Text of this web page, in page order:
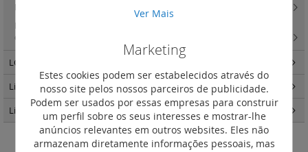
Rack mural para quadros estanques
LCS2 - painéis de interligação, conectores keystone, caixa saliente e
chicotes cat. 6
LCS3 distribuição de energia
Linkeo - Quadros e Armários(87)
Linkeo C cobre(31)
Ver Mais
Marketing
Estes cookies podem ser estabelecidos através do
nosso site pelos nossos parceiros de publicidade.
Podem ser usados por essas empresas para construir
um perfil sobre os seus interesses e mostrar-lhe
anúncios relevantes em outros websites. Eles não
armazenam diretamente informações pessoais, mas